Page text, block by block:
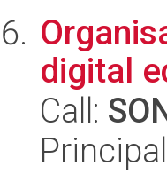
digital
Call: